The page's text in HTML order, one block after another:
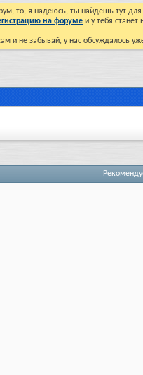
то, я надеюсь, ты найдешь тут
на форуме и у тебя
и не забывай, у нас обсуждалось